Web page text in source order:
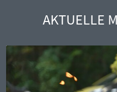
AKTUELLE